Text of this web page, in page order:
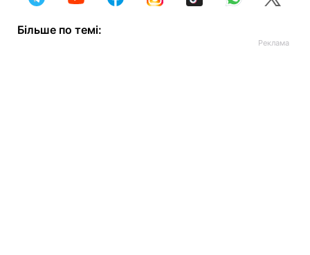
Більше по темі: